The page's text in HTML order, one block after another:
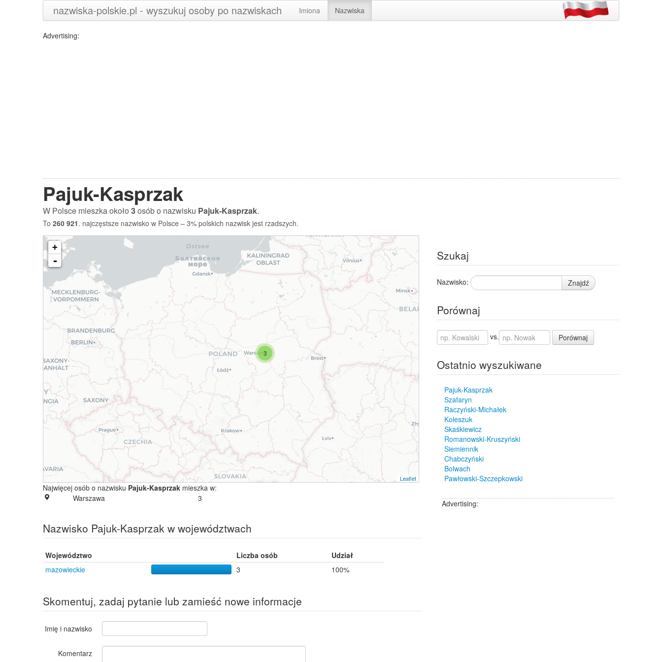
nazwiska-polskie.pl - wyszukuj osoby po nazwiskach Imiona Nazwiska
Advertising:
Pajuk-Kasprzak
W Polsce mieszka około3osób o nazwisku Pajuk-Kasprzak.
To 260 921. najczęstsze nazwisko w Polsce – 3% polskich nazwisk jest rzadszych.
3
+
-
Leaflet
Najwięcej osób o nazwisku Pajuk-Kasprzak mieszka w:
Warszawa
3
Nazwisko Pajuk-Kasprzak w województwach
Województwo Liczba osób
Udział
mazowieckie
3 100%
Skomentuj, zadaj pytanie lub zamieść nowe informacje
Imię i nazwisko
Komentarz
Szukaj
Nazwisko: Znajdź
Porównaj
vs. Porównaj
Ostatnio wyszukiwane
Pajuk-Kasprzak
Szafaryn
Raczyński-Michałek
Koleszuk
Skaśkiewicz
Romanowski-Kruszyński
Siemiennik
Chabczyński
Bolwach
Pawłowski-Szczepkowski
Advertising: